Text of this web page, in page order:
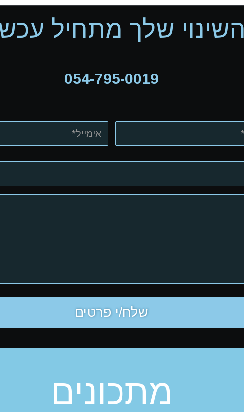
השינוי שלך מתחיל
054-795-0019
מתכונים